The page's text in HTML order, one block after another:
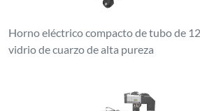
Horno eléctrico compacto de tubo de
vidrio de cuarzo de alta pureza